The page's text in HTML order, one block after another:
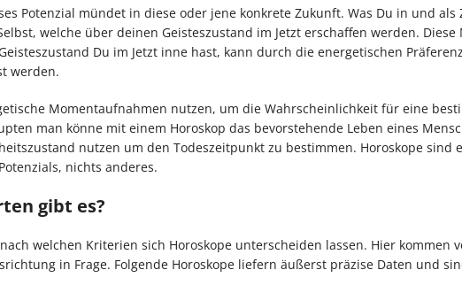
Potenzial mündet in diese oder jene konkrete Zukunft. Was Du in und
welche über deinen Geisteszustand im Jetzt erschaffen werden. Diese
Du im Jetzt inne hast, kann durch die energetischen
werden.
Momentaufnahmen nutzen, um die Wahrscheinlichkeit für eine
man könne mit einem Horoskop das bevorstehende Leben eines
nutzen um den Todeszeitpunkt zu bestimmen. Horoskope sind
nichts anderes.
gibt es?
welchen Kriterien sich Horoskope unterscheiden lassen. Hier kommen
in Frage. Folgende Horoskope liefern äußerst präzise Daten und